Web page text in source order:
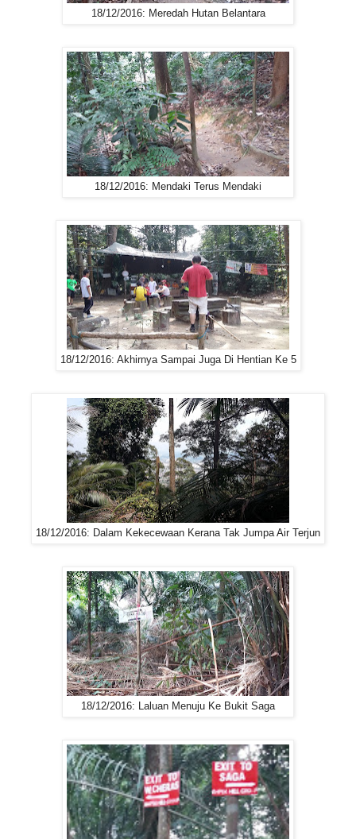
18/12/2016: Meredah Hutan Belantara
18/12/2016: Mendaki Terus Mendaki
18/12/2016: Akhirnya Sampai Juga Di Hentian Ke 5
18/12/2016: Dalam Kekecewaan Kerana Tak Jumpa Air Terjun
18/12/2016: Laluan Menuju Ke Bukit Saga